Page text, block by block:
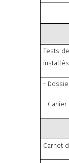
Tests
installés
-
-
Carnet